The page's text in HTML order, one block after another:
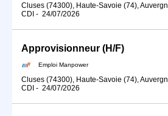
Cluses (74300), Haute-Savoie (74),
CDI - 24/07/2026
Approvisionneur (H/F)
Emploi Manpower
Cluses (74300), Haute-Savoie (74),
CDI - 24/07/2026